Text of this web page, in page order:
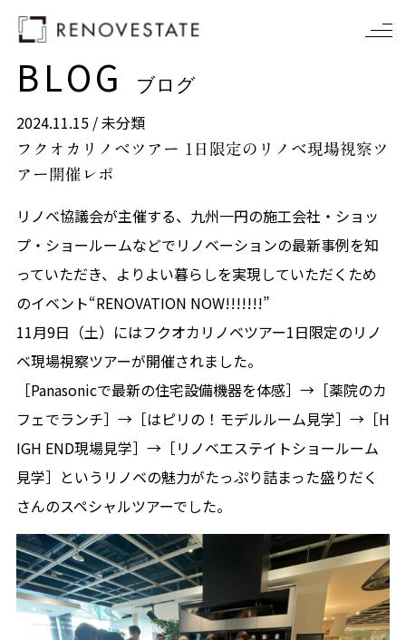
BLOG ブログ
2024.11.15 / 未分類
フクオカリノベツアー 1日限定のリノベ現場視察ツ
アー開催レポ
リノベ協議会が主催する、九州一円の施工会社・ショッ
プ・ショールームなどでリノベーションの最新事例を知
っていただき、よりよい暮らしを実現していただくため
のイベント“RENOVATION NOW!!!!!!!”
11月9日（土）にはフクオカリノベツアー1日限定のリノ
ベ現場視察ツアーが開催されました。
［Panasonicで最新の住宅設備機器を体感］→［薬院のカ
フェでランチ］→［はピリの！モデルルーム見学］→［H
IGH END現場見学］→［リノベエステイトショールーム
見学］というリノベの魅力がたっぷり詰まった盛りだく
さんのスペシャルツアーでした。